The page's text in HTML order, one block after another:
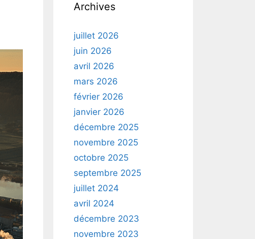
Archives
juillet 2026
juin 2026
avril 2026
mars 2026
février 2026
janvier 2026
décembre 2025
novembre 2025
octobre 2025
septembre 2025
juillet 2024
avril 2024
décembre 2023
novembre 2023